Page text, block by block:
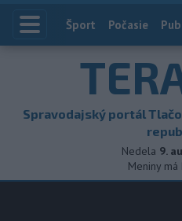
Index
Šport Počasie
Spravodajský portál
Nedela 9.
Meniny má